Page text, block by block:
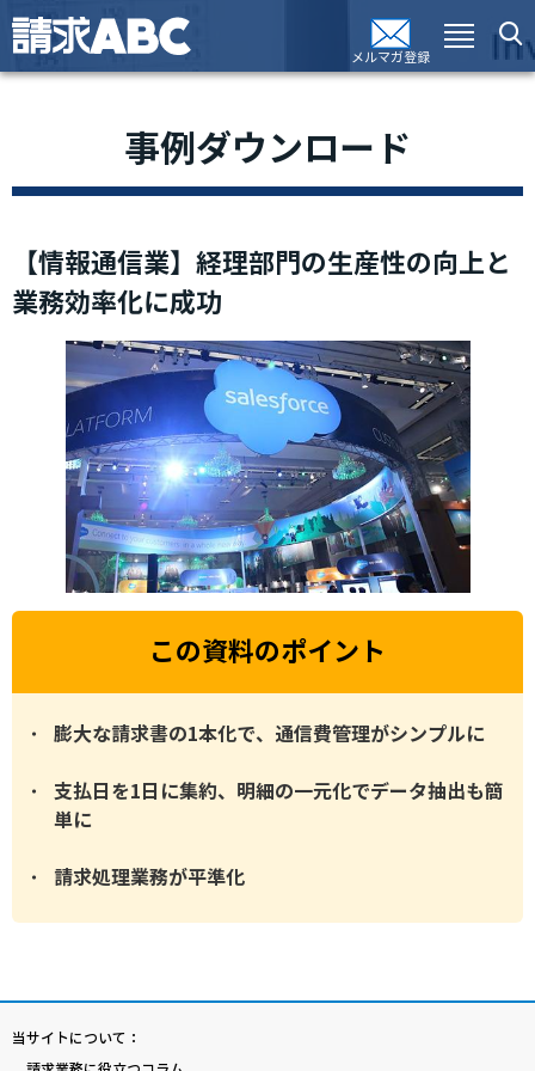
メルマガ登録
事例ダウンロード
【情報通信業】経理部門の生産性の向上と
業務効率化に成功
この資料のポイント
膨大な請求書の1本化で、通信費管理がシンプルに
支払日を1日に集約、明細の一元化でデータ抽出も簡
単に
請求処理業務が平準化
当サイトについて：